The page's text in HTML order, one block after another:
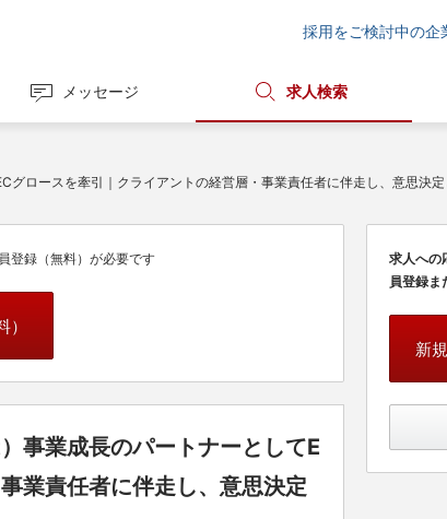
採用をご検討中の企
メッセージ 求人検索
ロースを牽引｜クライアントの経営層・事業責任者に伴走し、意思決
登録（無料）が必要です
業成長のパートナーとしてE
業責任者に伴走し、意思決定
求人への
員登録ま
新